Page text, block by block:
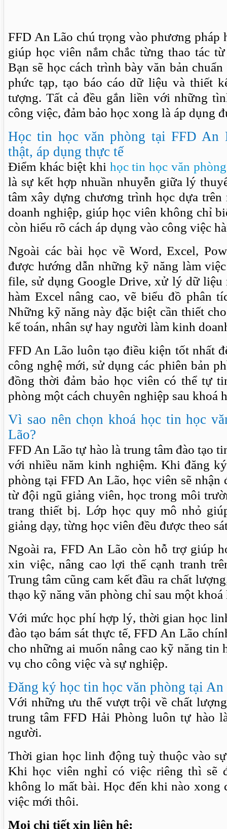
FFD An Lão chú trọng vào phương pháp
giúp học viên nắm chắc từng thao tác
Bạn sẽ học cách trình bày văn bản
phức tạp, tạo báo cáo dữ liệu và thiết
tượng. Tất cả đều gắn liền với những
công việc, đảm bảo học xong là áp dụng
Học tin học văn phòng tại FFD An
thật, áp dụng thực tế
Điểm khác biệt khi học tin học văn phòng
là sự kết hợp nhuần nhuyễn giữa lý
tâm xây dựng chương trình học dựa trên
doanh nghiệp, giúp học viên không chỉ
còn hiểu rõ cách áp dụng vào công việc
Ngoài các bài học về Word, Excel,
được hướng dẫn những kỹ năng làm
file, sử dụng Google Drive, xử lý dữ liệu
hàm Excel nâng cao, vẽ biểu đồ phân
Những kỹ năng này đặc biệt cần thiết
kế toán, nhân sự hay người làm kinh
FFD An Lão luôn tạo điều kiện tốt nhất
công nghệ mới, sử dụng các phiên bản
đồng thời đảm bảo học viên có thể tự
phòng một cách chuyên nghiệp sau khoá
Vì sao nên chọn khoá học tin học
Lão?
FFD An Lão tự hào là trung tâm đào tạo
với nhiều năm kinh nghiệm. Khi đăng
phòng tại FFD An Lão, học viên sẽ nhận
từ đội ngũ giảng viên, học trong môi
trang thiết bị. Lớp học quy mô nhỏ
giảng dạy, từng học viên đều được theo
Ngoài ra, FFD An Lão còn hỗ trợ giúp
xin việc, nâng cao lợi thế cạnh tranh
Trung tâm cũng cam kết đầu ra chất
thạo kỹ năng văn phòng chỉ sau một khoá
Với mức học phí hợp lý, thời gian học
đào tạo bám sát thực tế, FFD An Lão
cho những ai muốn nâng cao kỹ năng tin
vụ cho công việc và sự nghiệp.
Đăng ký học tin học văn phòng tại An
Với những ưu thế vượt trội về chất
trung tâm FFD Hải Phòng luôn tự hào
người.
Thời gian học linh động tuỳ thuộc vào
Khi học viên nghỉ có việc riêng thì sẽ
không lo mất bài. Học đến khi nào xong
việc mới thôi.
Mọi chi tiết xin liên hệ: